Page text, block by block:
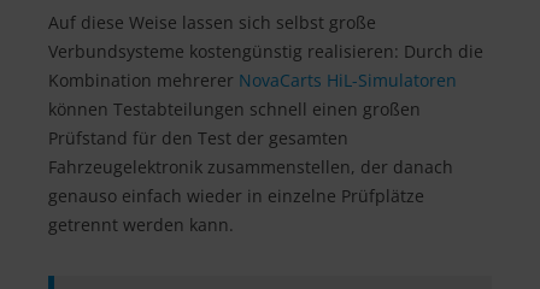
Auf diese Weise lassen sich selbst große
Verbundsysteme kostengünstig realisieren: Durch die
Kombination mehrerer NovaCarts HiL-Simulatoren
können Testabteilungen schnell einen großen
Prüfstand für den Test der gesamten
Fahrzeugelektronik zusammenstellen, der danach
genauso einfach wieder in einzelne Prüfplätze
getrennt werden kann.